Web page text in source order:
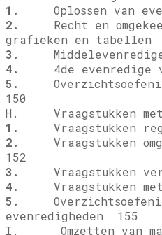
1.
Oplossen van
2.
Recht en
grafieken en tabellen
3.
4.
4de evenredige
5.
150
H. Vraagstukken
1.
Vraagstukken
2.
Vraagstukken
152
3.
Vraagstukken
4.
Vraagstukken met
5.
evenredigheden 155
I. Omzetten van